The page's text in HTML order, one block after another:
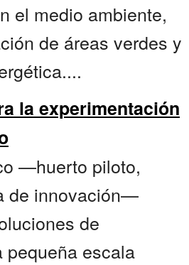
el medio ambiente,
de áreas verdes y
la experimentación
—huerto piloto,
de innovación—
de
pequeña escala